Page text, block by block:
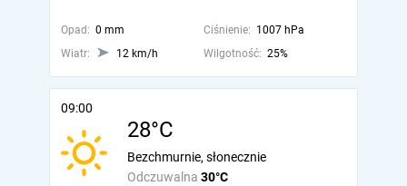
Opad: 0 mm Ciśnienie: 1007 hPa
Wiatr:
12 km/h Wilgotność: 25%
09:00
28°C
Odczuwalna 30°C
Bezchmurnie, słonecznie